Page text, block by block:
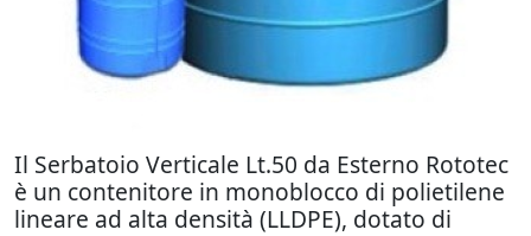
Il Serbatoio Verticale Lt.50 da Esterno Rototec
è un contenitore in monoblocco di polietilene
lineare ad alta densità (LLDPE), dotato di